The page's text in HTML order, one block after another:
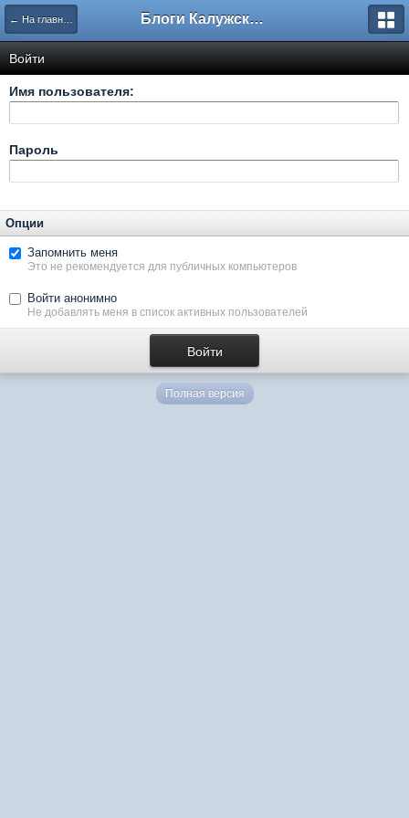
← На главную Блоги Калужского перекрестка
Войти
Имя пользователя:
Пароль
Опции
Запомнить меня
Это не рекомендуется для публичных компьютеров
Войти анонимно
Не добавлять меня в список активных пользователей
Полная версия